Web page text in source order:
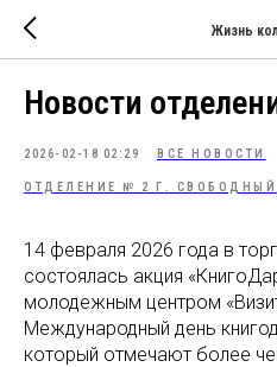
Жизнь
Новости
2026-02-18 02:29 ВСЕ НОВОСТИ
ОТДЕЛЕНИЕ № 2 Г. СВОБОДНЫЙ
14 февраля 2026 года в
состоялась акция
молодежным центром
Международный день
который отмечают более